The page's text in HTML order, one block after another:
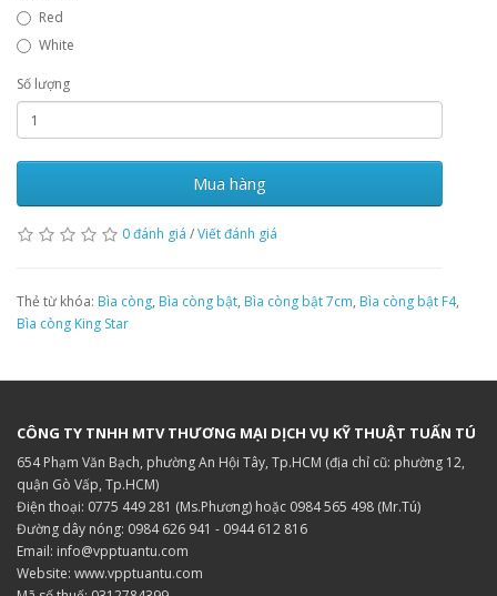
Red
White
Số lượng
Mua hàng
0 đánh giá /Viết đánh giá
Thẻ từ khóa: Bìa còng, Bìa còng bật, Bìa còng bật 7cm, Bìa còng bật F4,
Bìa còng King Star
CÔNG TY TNHH MTV THƯƠNG MẠI DỊCH VỤ KỸ THUẬT TUẤN TÚ
654 Phạm Văn Bạch, phường An Hội Tây, Tp.HCM (địa chỉ cũ: phường 12,
quận Gò Vấp, Tp.HCM)
Điện thoại: 0775 449 281 (Ms.Phương) hoặc 0984 565 498 (Mr.Tú)
Đường dây nóng: 0984 626 941 - 0944 612 816
Email: info@vpptuantu.com
Website: www.vpptuantu.com